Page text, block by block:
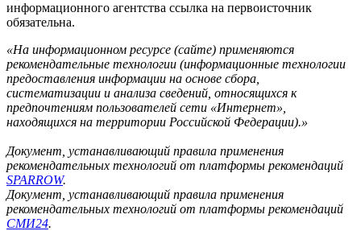
информационного агентства ссылка на первоисточник
обязательна.
«На информационном ресурсе (сайте) применяются
рекомендательные технологии (информационные технологии
предоставления информации на основе сбора,
систематизации и анализа сведений, относящихся к
предпочтениям пользователей сети «Интернет»,
находящихся на территории Российской Федерации).»
Документ, устанавливающий правила применения
рекомендательных технологий от платформы рекомендаций
SPARROW.
Документ, устанавливающий правила применения
рекомендательных технологий от платформы рекомендаций
СМИ24.